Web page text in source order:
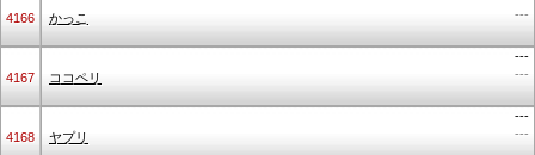
4166 かっこ
---
4167 ココペリ
---
---
4168 ヤプリ
---
---